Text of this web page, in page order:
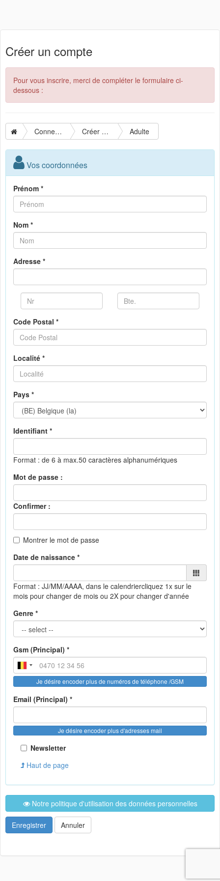
Créer un compte
Pour vous inscrire, merci de compléter le formulaire ci-
dessous :
Connexion Créer un compte Adulte
Vos coordonnées
Prénom *
Nom *
Adresse *
Code Postal *
Localité *
Pays *
Identifiant *
Format : de 6 à max.50 caractères alphanumériques
Mot de passe :
Confirmer :
Montrer le mot de passe
Date de naissance *
Format : JJ/MM/AAAA, dans le calendriercliquez 1x sur le
mois pour changer de mois ou 2X pour changer d'année
Genre *
Gsm (Principal) *
Je désire encoder plus de numéros de téléphone /GSM
Email (Principal) *
Je désire encoder plus d'adresses mail
Newsletter
Haut de page
Notre politique d'utilisation des données personnelles
Enregistrer Annuler